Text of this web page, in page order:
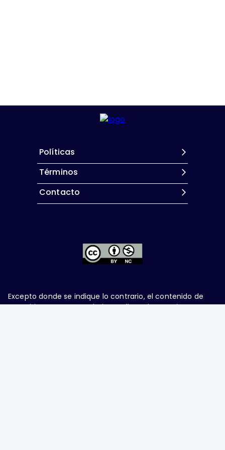
Políticas
Términos
Contacto
Excepto donde se indique lo contrario, el contenido de
este sitio se encuentra bajo una licencia Creative